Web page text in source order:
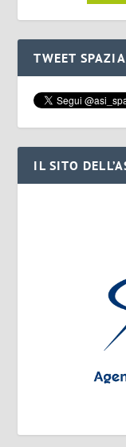
TWEET
IL SITO